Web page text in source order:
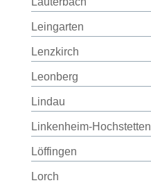
Leingarten
Lenzkirch
Leonberg
Lindau
Linkenheim-Hochstetten
Löffingen
Lorch